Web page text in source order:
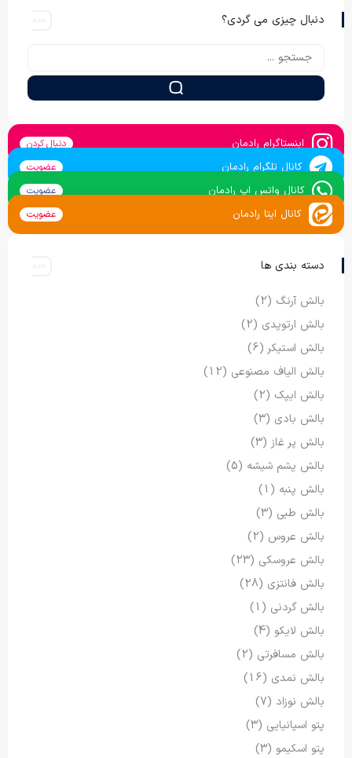
دنبال چیزی می گردی؟
اینستاگرام رادمان دنبال کردن
کانال تلگرام رادمان عضویت
کانال واتس اپ رادمان عضویت
کانال ایتا رادمان عضویت
دسته بندی ها
بالش آرنگ (2)
بالش ارتوپدی (2)
بالش استیکر (6)
بالش الیاف مصنوعی (12)
بالش ایپک (2)
بالش بادی (3)
بالش پر غاز (3)
بالش پشم شیشه (5)
بالش پنبه (1)
بالش طبی (3)
بالش عروس (2)
بالش عروسکی (23)
بالش فانتزی (28)
بالش گردنی (1)
بالش لایکو (4)
بالش مسافرتی (2)
بالش نمدی (16)
بالش نوزاد (7)
پتو اسپانیایی (3)
پتو اسکیمو (3)